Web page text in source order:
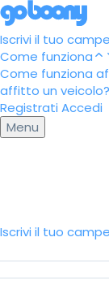
Iscrivi il tuo
Come funziona
Come funziona
affitto un veicolo?
Registrati Accedi
Menu
Iscrivi il tuo